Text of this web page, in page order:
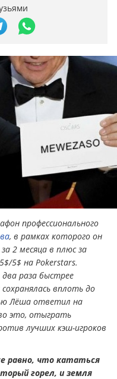
профессионального
, в рамках которого он
2 месяца в плюс за
5$ на Pokerstars.
два раза быстрее
вплоть до
Лёша ответил на
это, отыграть
лучших кэш-игроков
равно, что кататься
горел, и земля